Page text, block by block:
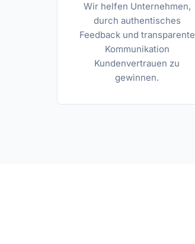
Wir helfen Unternehmen,
durch authentisches
Feedback und transparente
Kommunikation
Kundenvertrauen zu
gewinnen.